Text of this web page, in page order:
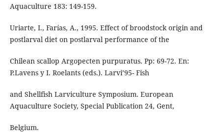
Aquaculture 183: 149-159.
Uriarte, I., Farías, A., 1995. Effect of broodstock origin and
postlarval diet on postlarval performance of the
Chilean scallop Argopecten purpuratus. Pp: 69-72. En:
P.Lavens y I. Roelants (eds.). Larvi’95- Fish
and Shellfish Larviculture Symposium. European
Aquaculture Society, Special Publication 24, Gent,
Belgium.